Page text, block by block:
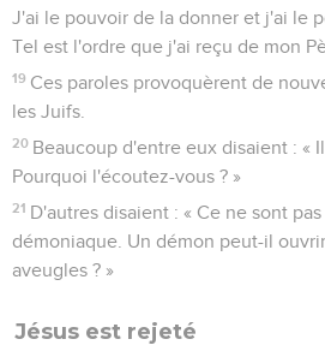
J'ai le pouvoir de la donner et j'ai le
Tel est l'ordre que j'ai reçu de mon
19 Ces paroles provoquèrent de
les Juifs.
20 Beaucoup d'entre eux disaient : «
Pourquoi l'écoutez-vous ? »
21 D'autres disaient : « Ce ne sont
démoniaque. Un démon peut-il
aveugles ? »
Jésus est rejeté